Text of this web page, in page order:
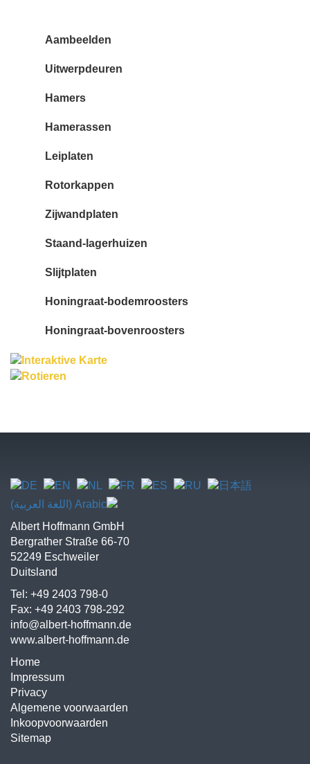
Aambeelden
Uitwerpdeuren
Hamers
Hamerassen
Leiplaten
Rotorkappen
Zijwandplaten
Staand-lagerhuizen
Slijtplaten
Honingraat-bodemroosters
Honingraat-bovenroosters
Albert Hoffmann GmbH
Bergrather Straße 66-70
52249 Eschweiler
Duitsland
Tel: +49 2403 798-0
Fax: +49 2403 798-292
info@albert-hoffmann.de
www.albert-hoffmann.de
Home
Impressum
Privacy
Algemene voorwaarden
Inkoopvoorwaarden
Sitemap